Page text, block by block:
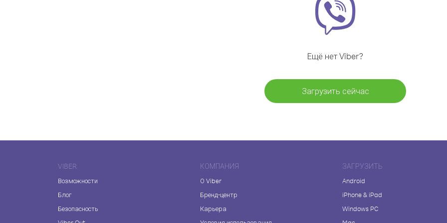
Ещё нет Viber?
Загрузить сейчас
VIBER
Возможности
Блог
Безопасность
КОМПАНИЯ
О Viber
Бренд-центр
Карьера
ЗАГРУЗИТЬ
Android
iPhone & iPad
Windows PC